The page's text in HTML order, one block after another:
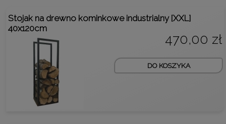
Stojak na drewno kominkowe industrialny [XXL]
40x120cm
470,00 zł
DO KOSZYKA